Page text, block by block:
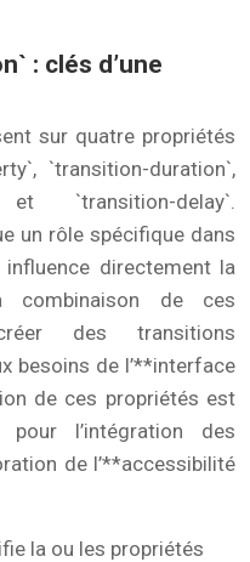
: clés d’une
sur quatre propriétés
`transition-duration`,
et `transition-delay`.
un rôle spécifique dans
directement la
combinaison de ces
des transitions
besoins de l’**interface
de ces propriétés est
l’intégration des
de l’**accessibilité
la ou les propriétés